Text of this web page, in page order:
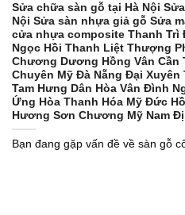
Sửa chữa sàn gỗ tại Hà Nội
Nội Sửa sàn nhựa giả gỗ Sửa
cửa nhựa composite Thanh Trì
Ngọc Hồi Thanh Liệt Thượng
Chương Dương Hồng Vân
Chuyên Mỹ Đà Nẵng Đại
Tam Hưng Dân Hòa Vân Đình
Ứng Hòa Thanh Hóa Mỹ Đức
Hương Sơn Chương Mỹ Nam
Bạn đang gặp vấn đề về sàn gỗ